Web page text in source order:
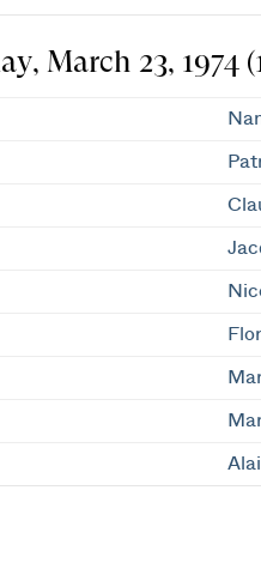
March 23, 1974